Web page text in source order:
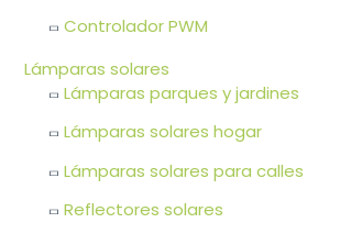
Controlador PWM
Lámparas solares
Lámparas parques y jardines
Lámparas solares hogar
Lámparas solares para calles
Reflectores solares